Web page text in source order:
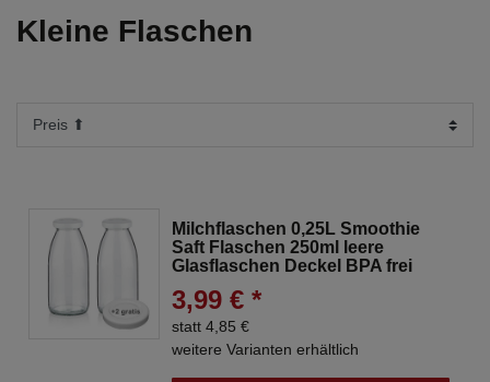
Kleine Flaschen
Milchflaschen 0,25L Smoothie
Saft Flaschen 250ml leere
Glasflaschen Deckel BPA frei
3,99 € *
statt 4,85 €
weitere Varianten erhältlich